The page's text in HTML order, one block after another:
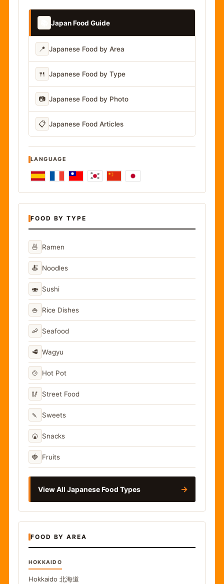
Japan Food Guide
📍 Japanese Food by Area
🍴 Japanese Food by Type
📷 Japanese Food by Photo
📋 Japanese Food Articles
LANGUAGE
FOOD BY TYPE
🍜 Ramen
🍝 Noodles
🍣 Sushi
🍚 Rice Dishes
🦐 Seafood
🥩 Wagyu
🍲 Hot Pot
🥢 Street Food
🍡 Sweets
🍘 Snacks
🍓 Fruits
View All Japanese Food Types →
FOOD BY AREA
HOKKAIDO
Hokkaido 北海道